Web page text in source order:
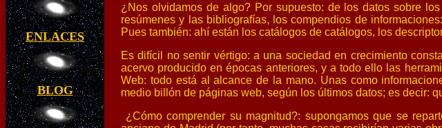
ENLACES
BLOG
¿Nos olvidamos de algo? Por supuesto: de los datos sobre
resúmenes y las bibliografías, los compendios de
Pues también: ahí están los catálogos de catálogos, los
Es difícil no sentir vértigo: a una sociedad en crecimiento
acervo producido en épocas anteriores, y a todo ello las
Web: todo está al alcance de la mano. Unas como
medio billón de páginas web, según los últimos datos; es decir:
¿Cómo comprender su magnitud?: supongamos que se